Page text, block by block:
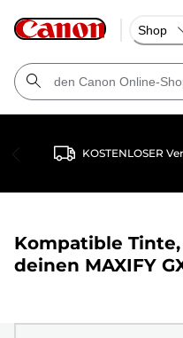
Shop
KOSTENLOSER
Kompatible
deinen MAXIFY